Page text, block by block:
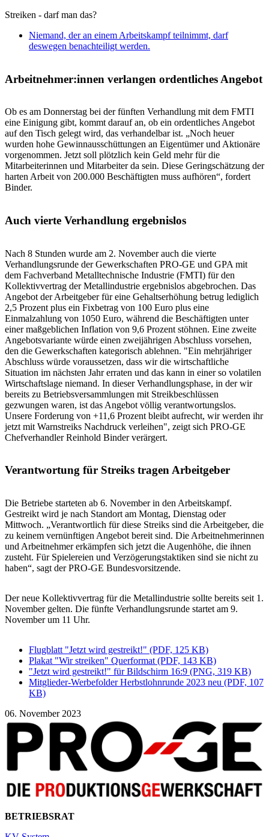
Streiken - darf man das?
Niemand, der an einem Arbeitskampf teilnimmt, darf
deswegen benachteiligt werden.
Arbeitnehmer:innen verlangen ordentliches Angebot
Ob es am Donnerstag bei der fünften Verhandlung mit dem FMTI
eine Einigung gibt, kommt darauf an, ob ein ordentliches Angebot
auf den Tisch gelegt wird, das verhandelbar ist. „Noch heuer
wurden hohe Gewinnausschüttungen an Eigentümer und Aktionäre
vorgenommen. Jetzt soll plötzlich kein Geld mehr für die
Mitarbeiterinnen und Mitarbeiter da sein. Diese Geringschätzung der
harten Arbeit von 200.000 Beschäftigten muss aufhören“, fordert
Binder.
Auch vierte Verhandlung ergebnislos
Nach 8 Stunden wurde am 2. November auch die vierte
Verhandlungsrunde der Gewerkschaften PRO-GE und GPA mit
dem Fachverband Metalltechnische Industrie (FMTI) für den
Kollektivvertrag der Metallindustrie ergebnislos abgebrochen. Das
Angebot der Arbeitgeber für eine Gehaltserhöhung betrug lediglich
2,5 Prozent plus ein Fixbetrag von 100 Euro plus eine
Einmalzahlung von 1050 Euro, während die Beschäftigten unter
einer maßgeblichen Inflation von 9,6 Prozent stöhnen. Eine zweite
Angebotsvariante würde einen zweijährigen Abschluss vorsehen,
den die Gewerkschaften kategorisch ablehnen. "Ein mehrjähriger
Abschluss würde voraussetzen, dass wir die wirtschaftliche
Situation im nächsten Jahr erraten und das kann in einer so volatilen
Wirtschaftslage niemand. In dieser Verhandlungsphase, in der wir
bereits zu Betriebsversammlungen mit Streikbeschlüssen
gezwungen waren, ist das Angebot völlig verantwortungslos.
Unsere Forderung von +11,6 Prozent bleibt aufrecht, wir werden ihr
jetzt mit Warnstreiks Nachdruck verleihen", zeigt sich PRO-GE
Chefverhandler Reinhold Binder verärgert.
Verantwortung für Streiks tragen Arbeitgeber
Die Betriebe starteten ab 6. November in den Arbeitskampf.
Gestreikt wird je nach Standort am Montag, Dienstag oder
Mittwoch. „Verantwortlich für diese Streiks sind die Arbeitgeber, die
zu keinem vernünftigen Angebot bereit sind. Die Arbeitnehmerinnen
und Arbeitnehmer erkämpfen sich jetzt die Augenhöhe, die ihnen
zusteht. Für Spielereien und Verzögerungstaktiken sind sie nicht zu
haben“, sagt der PRO-GE Bundesvorsitzende.
Der neue Kollektivvertrag für die Metallindustrie sollte bereits seit 1.
November gelten. Die fünfte Verhandlungsrunde startet am 9.
November um 11 Uhr.
Flugblatt "Jetzt wird gestreikt!" (PDF, 125 KB)
Plakat "Wir streiken" Querformat (PDF, 143 KB)
"Jetzt wird gestreikt!" für Bildschirm 16:9 (PNG, 319 KB)
Mitglieder-Werbefolder Herbstlohnrunde 2023 neu (PDF, 107
KB)
06. November 2023
BETRIEBSRAT